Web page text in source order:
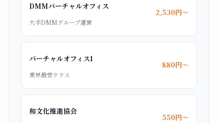
DMMバーチャルオフィス
大手DMMグループ運営
2,530円〜
バーチャルオフィス1
業界最安クラス
880円〜
和文化推進協会
550円〜